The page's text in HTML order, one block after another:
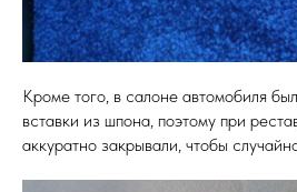
Кроме того, в салоне автомобиля
вставки из шпона, поэтому при
аккуратно закрывали, чтобы